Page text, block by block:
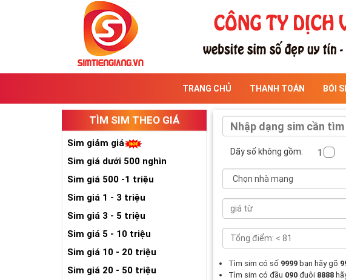
TRANG CHỦ THANH TOÁN BÓI
TÌM SIM THEO GIÁ
Sim giảm giá
Sim giá dưới 500 nghìn
Sim giá 500 -1 triệu
Sim giá 1 - 3 triệu
Sim giá 3 - 5 triệu
Sim giá 5 - 10 triệu
Sim giá 10 - 20 triệu
Sim giá 20 - 50 triệu
Dãy số không gồm: 1
Tìm sim có số 9999 bạn hãy gõ
Tìm sim có đầu 090đuôi 8888